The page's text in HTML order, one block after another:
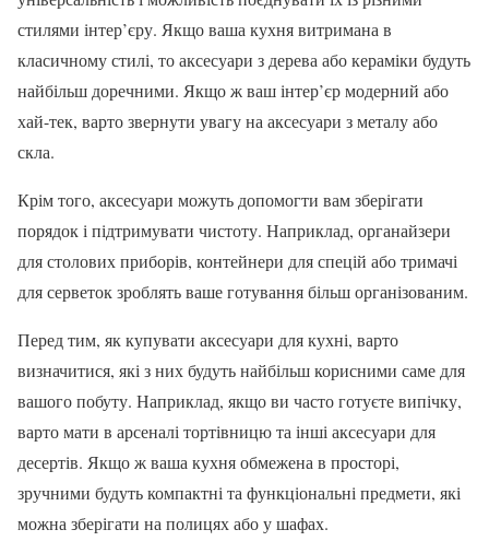
стилями інтер’єру. Якщо ваша кухня витримана в
класичному стилі, то аксесуари з дерева або кераміки будуть
найбільш доречними. Якщо ж ваш інтер’єр модерний або
хай-тек, варто звернути увагу на аксесуари з металу або
скла.
Крім того, аксесуари можуть допомогти вам зберігати
порядок і підтримувати чистоту. Наприклад, органайзери
для столових приборів, контейнери для спецій або тримачі
для серветок зроблять ваше готування більш організованим.
Перед тим, як купувати аксесуари для кухні, варто
визначитися, які з них будуть найбільш корисними саме для
вашого побуту. Наприклад, якщо ви часто готуєте випічку,
варто мати в арсеналі тортівницю та інші аксесуари для
десертів. Якщо ж ваша кухня обмежена в просторі,
зручними будуть компактні та функціональні предмети, які
можна зберігати на полицях або у шафах.